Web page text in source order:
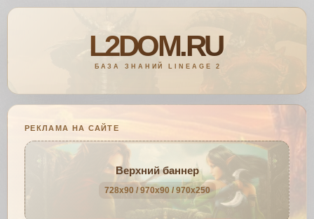
РЕКЛАМА НА САЙТЕ
Верхний баннер
728x90 / 970x90 / 970x250